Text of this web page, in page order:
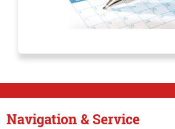
Navigation & Service